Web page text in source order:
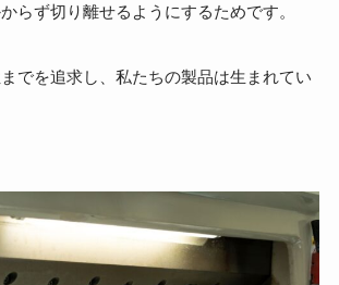
らず切り離せるようにするためです。
でを追求し、私たちの製品は生まれてい